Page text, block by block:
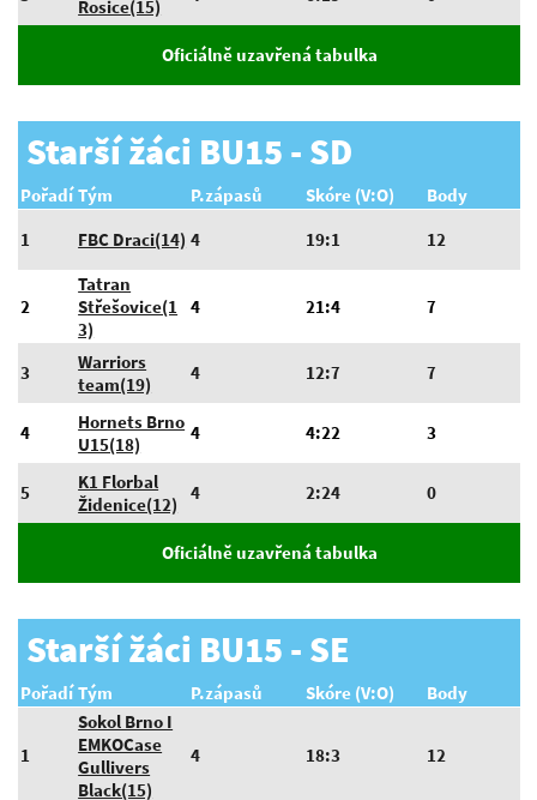
Rosice(15)
Oficiálně uzavřená tabulka
Starší žáci BU15 - SD
Pořadí Tým P.zápasů Skóre (V:O)
Body
1
FBC Draci(14) 4 19:1 12
2
Tatran
Střešovice(1
3)
4 21:4 7
3
Warriors
team(19)
4 12:7 7
4
Hornets Brno
U15(18)
4 4:22 3
5
K1 Florbal
Židenice(12)
4 2:24 0
Oficiálně uzavřená tabulka
Starší žáci BU15 - SE
Pořadí Tým P.zápasů Skóre (V:O) Body
1
Sokol Brno I
EMKOCase
Gullivers
Black(15)
4 18:3 12